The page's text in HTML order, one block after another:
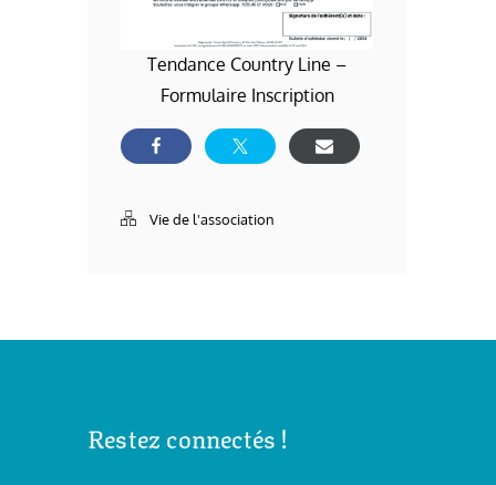
Tendance Country Line –
Formulaire Inscription
Vie de l'association
Restez connectés !